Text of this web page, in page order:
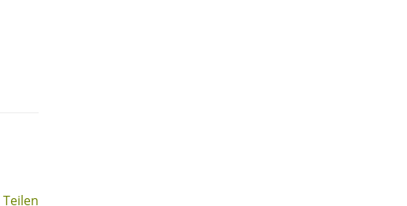
Teilen